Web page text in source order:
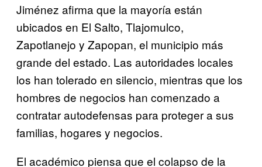
Jiménez afirma que la mayoría están
ubicados en El Salto, Tlajomulco,
Zapotlanejo y Zapopan, el municipio más
grande del estado. Las autoridades locales
los han tolerado en silencio, mientras que los
hombres de negocios han comenzado a
contratar autodefensas para proteger a sus
familias, hogares y negocios.
El académico piensa que el colapso de la